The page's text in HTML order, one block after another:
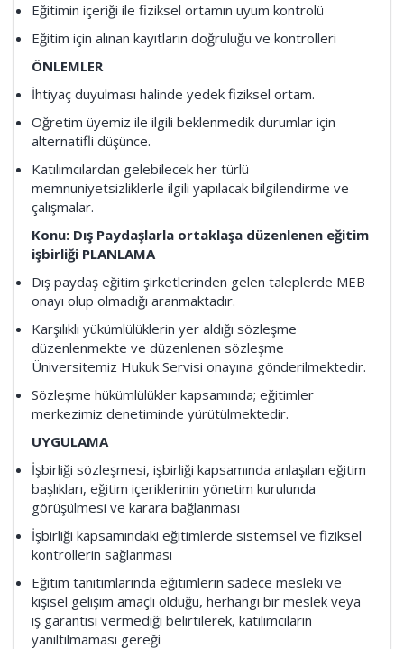
Eğitimin içeriği ile fiziksel ortamın uyum kontrolü
Eğitim için alınan kayıtların doğruluğu ve kontrolleri
ÖNLEMLER
İhtiyaç duyulması halinde yedek fiziksel ortam.
Öğretim üyemiz ile ilgili beklenmedik durumlar için
alternatifli düşünce.
Katılımcılardan gelebilecek her türlü
memnuniyetsizliklerle ilgili yapılacak bilgilendirme ve
çalışmalar.
Konu: Dış Paydaşlarla ortaklaşa düzenlenen eğitim
işbirliği PLANLAMA
Dış paydaş eğitim şirketlerinden gelen taleplerde MEB
onayı olup olmadığı aranmaktadır.
Karşılıklı yükümlülüklerin yer aldığı sözleşme
düzenlenmekte ve düzenlenen sözleşme
Üniversitemiz Hukuk Servisi onayına gönderilmektedir.
Sözleşme hükümlülükler kapsamında; eğitimler
merkezimiz denetiminde yürütülmektedir.
UYGULAMA
İşbirliği sözleşmesi, işbirliği kapsamında anlaşılan eğitim
başlıkları, eğitim içeriklerinin yönetim kurulunda
görüşülmesi ve karara bağlanması
İşbirliği kapsamındaki eğitimlerde sistemsel ve fiziksel
kontrollerin sağlanması
Eğitim tanıtımlarında eğitimlerin sadece mesleki ve
kişisel gelişim amaçlı olduğu, herhangi bir meslek veya
iş garantisi vermediği belirtilerek, katılımcıların
yanıltılmaması gereği